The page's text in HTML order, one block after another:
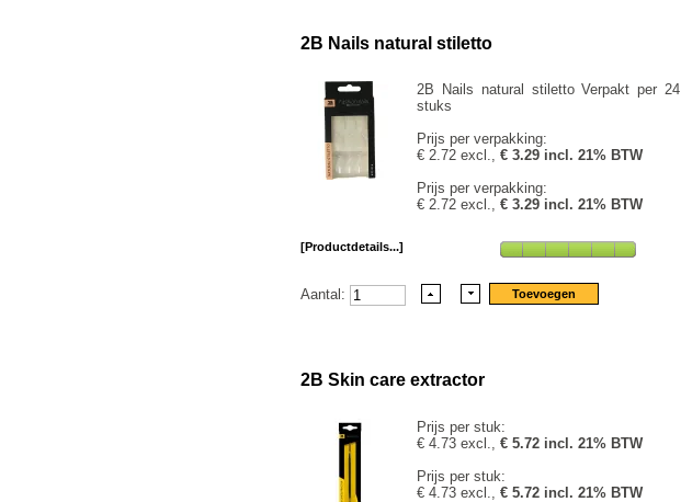
2B Nails natural stiletto
2B Nails natural stiletto Verpakt per 24
stuks
Prijs per verpakking:
€ 2.72 excl., € 3.29 incl. 21% BTW
Prijs per verpakking:
€ 2.72 excl., € 3.29 incl. 21% BTW
[Productdetails...]
Aantal:
2B Skin care extractor
Prijs per stuk:
€ 4.73 excl., € 5.72 incl. 21% BTW
Prijs per stuk:
€ 4.73 excl., € 5.72 incl. 21% BTW